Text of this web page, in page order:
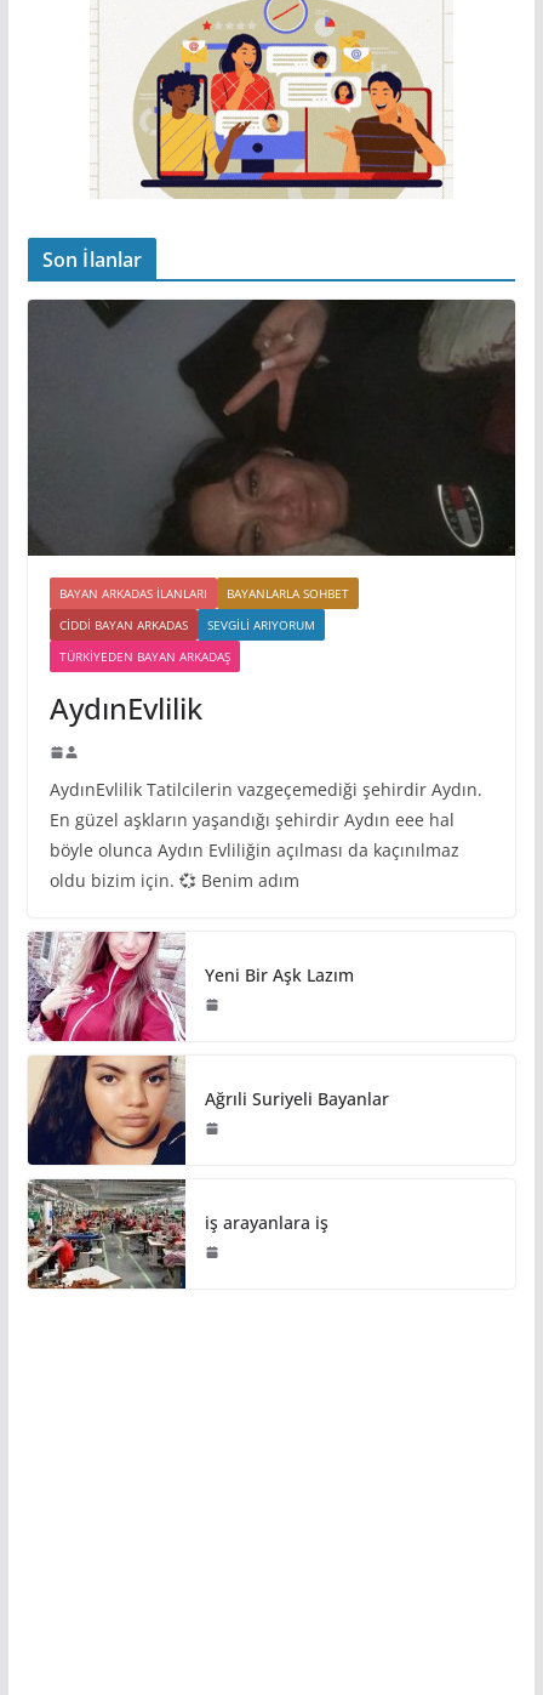
Son İlanlar
BAYAN ARKADAS ILANLARI
BAYANLARLA SOHBET
CIDDI BAYAN ARKADAS
SEVGILI ARIYORUM
TÜRKIYEDEN BAYAN ARKADAŞ
AydınEvlilik
AydınEvlilik Tatilcilerin vazgeçemediği şehirdir Aydın.
En güzel aşkların yaşandığı şehirdir Aydın eee hal
böyle olunca Aydın Evliliğin açılması da kaçınılmaz
oldu bizim için. 💞 Benim adım
Yeni Bir Aşk Lazım
Ağrıli Suriyeli Bayanlar
iş arayanlara iş